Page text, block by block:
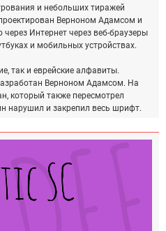
и небольших тиражей
Верноном Адамсом и
Интернет через веб-браузеры
и мобильных устройствах.
так и еврейские алфавиты.
Верноном Адамсом. На
который также пересмотрел
нарушил и закрепил весь шрифт.